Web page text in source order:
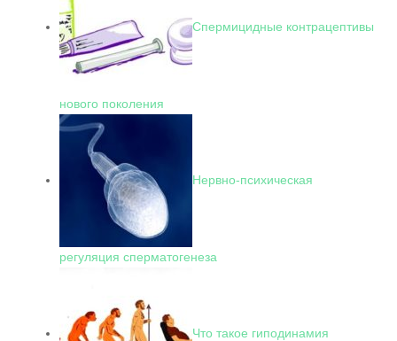
Спермицидные контрацептивы
нового поколения
Нервно-психическая
регуляция сперматогенеза
Что такое гиподинамия